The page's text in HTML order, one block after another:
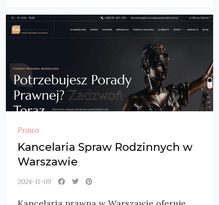
Prawo
Kancelaria Spraw Rodzinnych w
Warszawie
2024-11-09